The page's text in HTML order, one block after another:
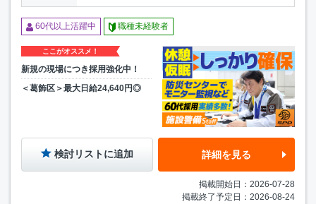
60代以上活躍中 職種未経験者
ここがオススメ！
新規の現場につき採用強化中！
＜葛飾区＞最大日給24,640円◎
検討リストに追加 詳細を見る
掲載開始日：2026-07-28
掲載終了予定日：2026-08-24